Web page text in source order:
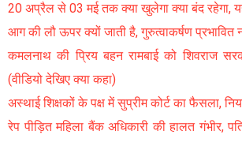
20 अप्रैल से 03 मई तक क्या खुलेगा क्या बंद रहेगा,
आग की लौ ऊपर क्यों जाती है, गुरुत्वाकर्षण प्रभावित
कमलनाथ की प्रिय बहन रामबाई को शिवराज
(वीडियो देखिए क्या कहा)
अस्थाई शिक्षकों के पक्ष में सुप्रीम कोर्ट का फैसला,
रेप पीड़ित महिला बैंक अधिकारी की हालत गंभीर,